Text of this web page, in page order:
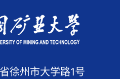
徐州市大学路1号